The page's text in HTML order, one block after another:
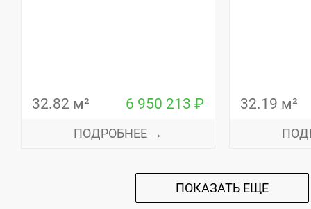
32.82 м² 6 950 213 ₽
ПОДРОБНЕЕ →
32.19 м²
ПОКАЗАТЬ ЕЩЕ